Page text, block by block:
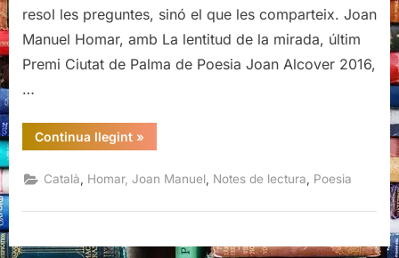
resol les preguntes, sinó el que les comparteix. Joan
Manuel Homar, amb La lentitud de la mirada, últim
Premi Ciutat de Palma de Poesia Joan Alcover 2016,
…
Continua llegint“La
lentitud
la
mirada,
Manuel
»
Català Homar, Joan Manuel Notes de lectura Poesia